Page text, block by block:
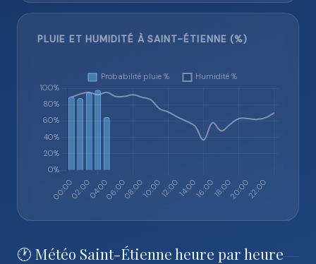
PLUIE ET HUMIDITÉ À SAINT-ÉTIENNE (%)
🕐 Météo Saint-Étienne heure par heure